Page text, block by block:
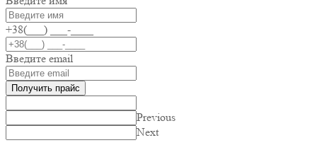
+38(___) ___-____
Введите email
Получить прайс
Previous
Next